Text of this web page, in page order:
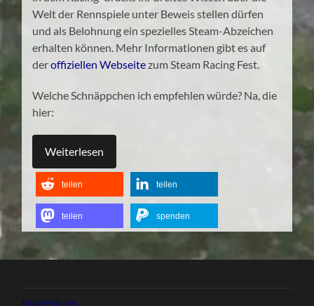
Welt der Rennspiele unter Beweis stellen dürfen
und als Belohnung ein spezielles Steam-Abzeichen
erhalten können. Mehr Informationen gibt es auf
deroffiziellen Webseitezum Steam Racing Fest.
Welche Schnäppchen ich empfehlen würde? Na, die
hier:
Weiterlesen
teilen teilen
teilen spenden
Impressum